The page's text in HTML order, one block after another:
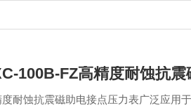
100B-FZ高精度耐蚀抗
耐蚀抗震磁助电接点压力表广泛应用